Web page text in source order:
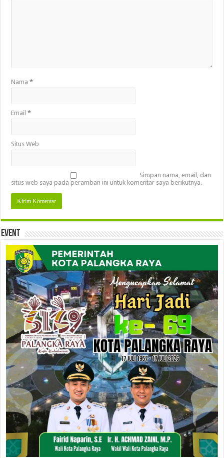
Nama*
Email*
Situs Web
Simpan nama, email, dan
situs web saya pada peramban ini untuk komentar saya berikutnya.
Event